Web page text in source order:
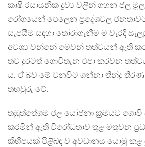
කෘෂි රසායනික ද්‍රව්‍ය වලින් ගහන ජල
රෝගයෙන් පෙලෙන ප‍්‍රදේශවල
සැපයීම සඳහා තෝරාගැනීම ම වැරදි
අවශ්‍ය වන්නේ මෙවන් තත්වයන් ඇති
තව දුරටත් ගොවිතැන එපා කරවන
ය. ඒ බව මේ වනවිට ගන්නා තීන්දු
තහවුරු වේ.
තඹුත්තේගම ජල යෝජනා ක‍්‍රමයට
කරමින් ඇති විරෝධතාව තුළ මතුවන
කිහිපයක් පිළිබඳ ව අවධානය යොමු